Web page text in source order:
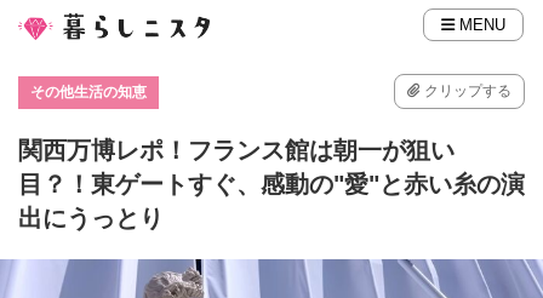
MENU
その他生活の知恵 クリップする
関西万博レポ！フランス館は朝一が狙い
目？！東ゲートすぐ、感動の"愛"と赤い糸の演
出にうっとり